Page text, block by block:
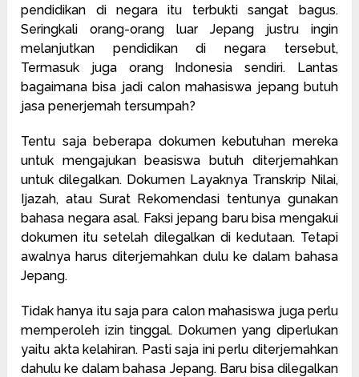
pendidikan di negara itu terbukti sangat bagus.
Seringkali orang-orang luar Jepang justru ingin
melanjutkan pendidikan di negara tersebut,
Termasuk juga orang Indonesia sendiri. Lantas
bagaimana bisa jadi calon mahasiswa jepang butuh
jasa penerjemah tersumpah?
Tentu saja beberapa dokumen kebutuhan mereka
untuk mengajukan beasiswa butuh diterjemahkan
untuk dilegalkan. Dokumen Layaknya Transkrip Nilai,
Ijazah, atau Surat Rekomendasi tentunya gunakan
bahasa negara asal. Faksi jepang baru bisa mengakui
dokumen itu setelah dilegalkan di kedutaan. Tetapi
awalnya harus diterjemahkan dulu ke dalam bahasa
Jepang.
Tidak hanya itu saja para calon mahasiswa juga perlu
memperoleh izin tinggal. Dokumen yang diperlukan
yaitu akta kelahiran. Pasti saja ini perlu diterjemahkan
dahulu ke dalam bahasa Jepang. Baru bisa dilegalkan